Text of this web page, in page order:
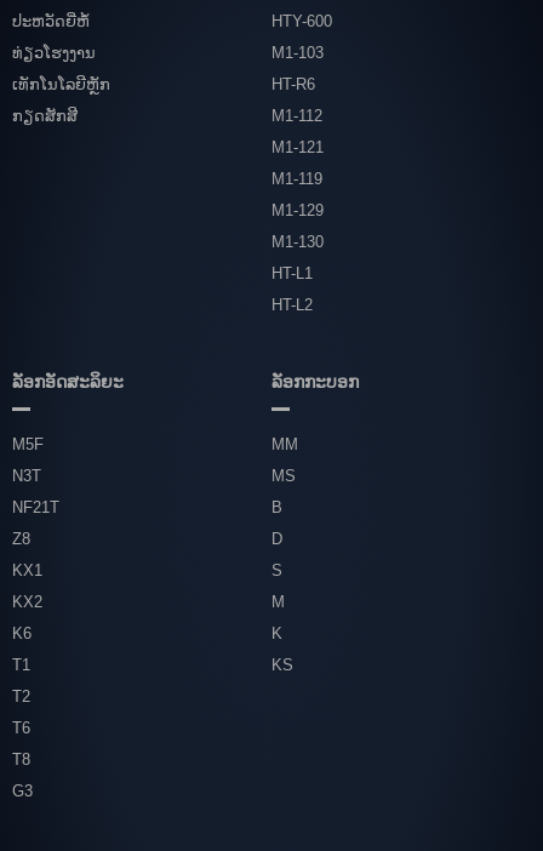
ປະຫວັດຍີ່ຫໍ້
ທ່ຽວໂຮງງານ
ເທັກໂນໂລຍີຫຼັກ
ກຽດສັກສີ
HTY-600
M1-103
HT-R6
M1-112
M1-121
M1-119
M1-129
M1-130
HT-L1
HT-L2
ລັອກອັດສະລິຍະ
M5F
N3T
NF21T
Z8
KX1
KX2
K6
T1
T2
T6
T8
G3
ລັອກກະບອກ
MM
MS
B
D
S
M
K
KS